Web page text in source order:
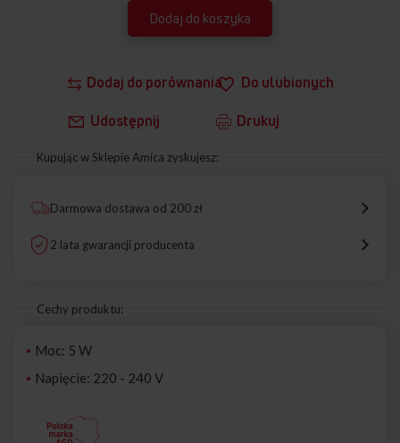
Dodaj do porównania Do ulubionych
Udostępnij Drukuj
Dodaj do koszyka
Kupując w Sklepie Amica zyskujesz:
Darmowa dostawa od 200 zł
2 lata gwarancji producenta
Cechy produktu:
Moc: 5 W
Napięcie: 220 - 240 V